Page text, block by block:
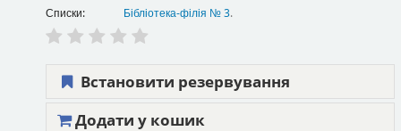
Списки:
Бібліотека-філія № 3.
Встановити резервування
Додати у кошик